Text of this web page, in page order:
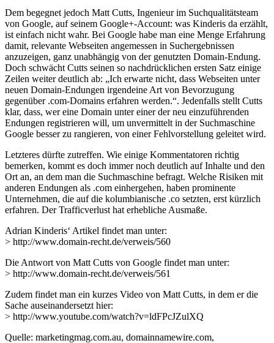
Dem begegnet jedoch Matt Cutts, Ingenieur im Suchqualitätsteam
von Google, auf seinem Google+-Account: was Kinderis da erzählt,
ist einfach nicht wahr. Bei Google habe man eine Menge Erfahrung
damit, relevante Webseiten angemessen in Suchergebnissen
anzuzeigen, ganz unabhängig von der genutzten Domain-Endung.
Doch schwächt Cutts seinen so nachdrücklichen ersten Satz einige
Zeilen weiter deutlich ab: „Ich erwarte nicht, dass Webseiten unter
neuen Domain-Endungen irgendeine Art von Bevorzugung
gegenüber .com-Domains erfahren werden.“. Jedenfalls stellt Cutts
klar, dass, wer eine Domain unter einer der neu einzuführenden
Endungen registrieren will, um unvermittelt in der Suchmaschine
Google besser zu rangieren, von einer Fehlvorstellung geleitet wird.
Letzteres dürfte zutreffen. Wie einige Kommentatoren richtig
bemerken, kommt es doch immer noch deutlich auf Inhalte und den
Ort an, an dem man die Suchmaschine befragt. Welche Risiken mit
anderen Endungen als .com einhergehen, haben prominente
Unternehmen, die auf die kolumbianische .co setzten, erst kürzlich
erfahren. Der Trafficverlust hat erhebliche Ausmaße.
Adrian Kinderis‘ Artikel findet man unter:
> http://www.domain-recht.de/verweis/560
Die Antwort von Matt Cutts von Google findet man unter:
> http://www.domain-recht.de/verweis/561
Zudem findet man ein kurzes Video von Matt Cutts, in dem er die
Sache auseinandersetzt hier:
> http://www.youtube.com/watch?v=ldFPcJZulXQ
Quelle: marketingmag.com.au, domainnamewire.com,